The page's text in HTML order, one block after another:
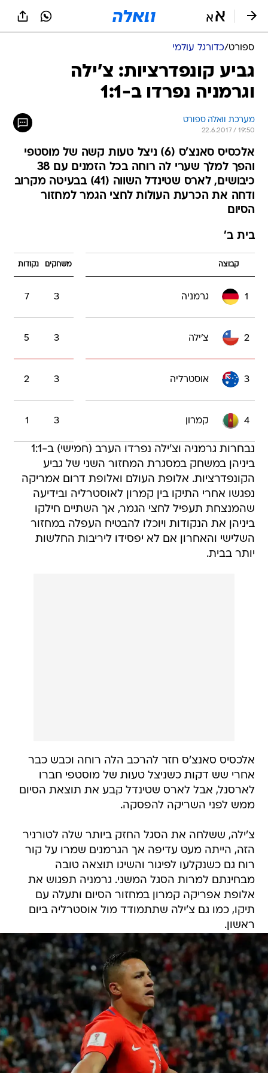
ספורט/כדורגל עולמי
גביע קונפדרציות: צ'ילה
וגרמניה נפרדו ב-1:1
מערכת וואלה ספורט
22.6.2017 / 19:50
אלכסיס סאנצ'ס (6) ניצל טעות קשה של מוסטפי
והפך למלך שערי לה רוחה בכל הזמנים עם 38
כיבושים, לארס שטינדל השווה (41) בבעיטה מקרוב
ודחה את הכרעת העולות לחצי הגמר למחזור
הסיום
בית ב'
קבוצה משחקים נקודות
1 גרמניה 3
7
2 צ'ילה 3
5
3 אוסטרליה 3
2
4 קמרון 3
1
נבחרות גרמניה וצ'ילה נפרדו הערב (חמישי) ב-1:1
ביניהן במשחק במסגרת המחזור השני של גביע
הקונפדרציות. אלופת העולם ואלופת דרום אמריקה
נפגשו אחרי התיקו בין קמרון לאוסטרליה ובידיעה
שהמנצחת תעפיל לחצי הגמר, אך השתיים חילקו
ביניהן את הנקודות ויוכלו להבטיח העפלה במחזור
השלישי והאחרון אם לא יפסידו ליריבות החלשות
יותר בבית.
אלכסיס סאנצ'ס חזר להרכב הלה רוחה וכבש כבר
אחרי שש דקות כשניצל טעות של מוסטפי חברו
לארסנל, אבל לארס שטינדל קבע את תוצאת הסיום
ממש לפני השריקה להפסקה.
צ'ילה, ששלחה את הסגל החזק ביותר שלה לטורניר
הזה, הייתה מעט עדיפה אך הגרמנים שמרו על קור
רוח גם כשנקלעו לפיגור והשיגו תוצאה טובה
מבחינתם למרות הסגל המשני. גרמניה תפגוש את
אלופת אפריקה קמרון במחזור הסיום ותעלה עם
תיקו, כמו גם צ'ילה שתתמודד מול אוסטרליה ביום
ראשון.